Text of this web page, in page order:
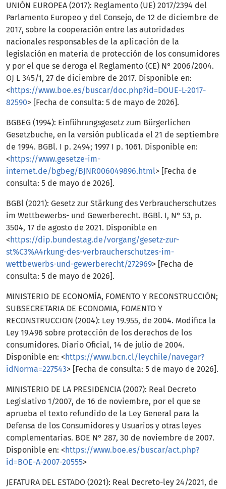
UNIÓN EUROPEA (2017): Reglamento (UE) 2017/2394 del
Parlamento Europeo y del Consejo, de 12 de diciembre de
2017, sobre la cooperación entre las autoridades
nacionales responsables de la aplicación de la
legislación en materia de protección de los consumidores
y por el que se deroga el Reglamento (CE) N° 2006/2004.
OJ L 345/1, 27 de diciembre de 2017. Disponible en:
< https://www.boe.es/buscar/doc.php?id=DOUE-L-2017-
82590> [Fecha de consulta: 5 de mayo de 2026].
BGBEG (1994): Einführungsgesetz zum Bürgerlichen
Gesetzbuche, en la versión publicada el 21 de septiembre
de 1994. BGBl. I p. 2494; 1997 I p. 1061. Disponible en:
< https://www.gesetze-im-
internet.de/bgbeg/BJNR006049896.html> [Fecha de
consulta: 5 de mayo de 2026].
BGBl (2021): Gesetz zur Stärkung des Verbraucherschutzes
im Wettbewerbs- und Gewerberecht. BGBl. I, N° 53, p.
3504, 17 de agosto de 2021. Disponible en
< https://dip.bundestag.de/vorgang/gesetz-zur-
st%C3%A4rkung-des-verbraucherschutzes-im-
wettbewerbs-und-gewerberecht/272969> [Fecha de
consulta: 5 de mayo de 2026].
MINISTERIO DE ECONOMÍA, FOMENTO Y RECONSTRUCCIÓN;
SUBSECRETARIA DE ECONOMIA, FOMENTO Y
RECONSTRUCCION (2004): Ley 19.955, de 2004. Modifica la
Ley 19.496 sobre protección de los derechos de los
consumidores. Diario Oficial, 14 de julio de 2004.
Disponible en: < https://www.bcn.cl/leychile/navegar?
idNorma=227543> [Fecha de consulta: 5 de mayo de 2026].
MINISTERIO DE LA PRESIDENCIA (2007): Real Decreto
Legislativo 1/2007, de 16 de noviembre, por el que se
aprueba el texto refundido de la Ley General para la
Defensa de los Consumidores y Usuarios y otras leyes
complementarias. BOE N° 287, 30 de noviembre de 2007.
Disponible en: < https://www.boe.es/buscar/act.php?
id=BOE-A-2007-20555>
JEFATURA DEL ESTADO (2021): Real Decreto-ley 24/2021, de